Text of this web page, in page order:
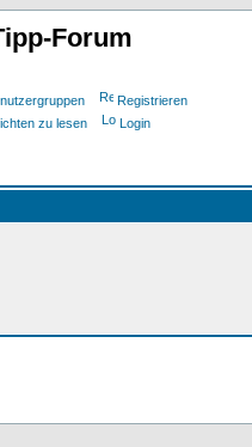
Forum
Registrieren
zu lesen Login